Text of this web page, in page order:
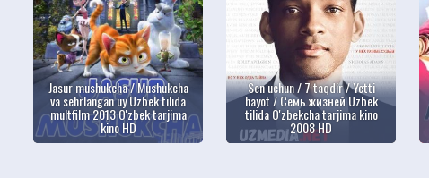
Jasur mushukcha / Mushukcha
va sehrlangan uy Uzbek tilida
multfilm 2013 O'zbek tarjima
kino HD
Sen uchun / 7 taqdir / Yetti
hayot / Семь жизней Uzbek
tilida O'zbekcha tarjima kino
2008 HD